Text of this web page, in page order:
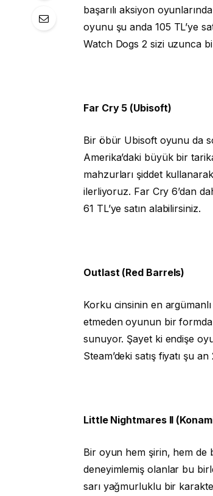
başarılı aksiyon
oyunu şu anda 105 TL’ye
Watch Dogs 2 sizi uzunca
Far Cry 5 (Ubisoft)
Bir öbür Ubisoft oyunu da
Amerika’daki büyük bir
mahzurları şiddet
ilerliyoruz. Far Cry 6’dan
61 TL’ye satın alabilirsiniz.
Outlast (Red Barrels)
Korku cinsinin en
etmeden oyunun bir
sunuyor. Şayet ki endişe
Steam’deki satış fiyatı şu an
Little Nightmares II
Bir oyun hem şirin, hem de
deneyimlemiş olanlar bu
sarı yağmurluklu bir